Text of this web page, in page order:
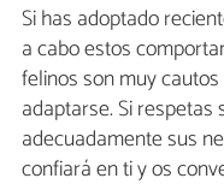
Si has adoptado
a cabo estos
felinos son muy
adaptarse. Si
adecuadamente sus
confiará en ti y os